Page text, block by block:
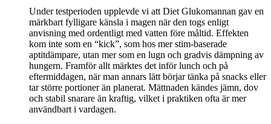
Under testperioden upplevde vi att Diet Glukomannan gav en
märkbart fylligare känsla i magen när den togs enligt
anvisning med ordentligt med vatten före måltid. Effekten
kom inte som en “kick”, som hos mer stim-baserade
aptitdämpare, utan mer som en lugn och gradvis dämpning av
hungern. Framför allt märktes det inför lunch och på
eftermiddagen, när man annars lätt börjar tänka på snacks eller
tar större portioner än planerat. Mättnaden kändes jämn, dov
och stabil snarare än kraftig, vilket i praktiken ofta är mer
användbart i vardagen.